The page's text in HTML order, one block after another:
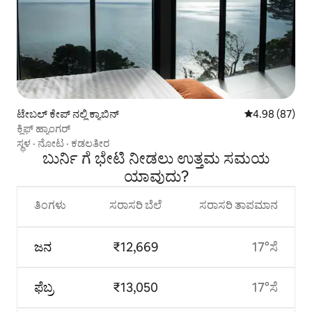
ಟೇಬಲ್ ಕೇಪ್ ನಲ್ಲಿ ಕ್ಯಾಬಿನ್ 5 ರಲ್ಲಿ 4.98
4.98 (87)
ಕ್ಲಿಫ್ ಹ್ಯಾಂಗರ್
ಸ್ಥಳ · ನೋಟ · ಕಡಲತೀರ
ಬುರ್ನಿ ಗೆ ಭೇಟಿ ನೀಡಲು ಉತ್ತಮ ಸಮಯ
ಯಾವುದು?
ತಿಂಗಳು
ಜನ
ಫೆಬ್ರ
ಸರಾಸರಿ ಬೆಲೆ
₹12,669
₹13,050
ಸರಾಸರಿ ತಾಪಮಾನ
17°ಸೆ
17°ಸೆ